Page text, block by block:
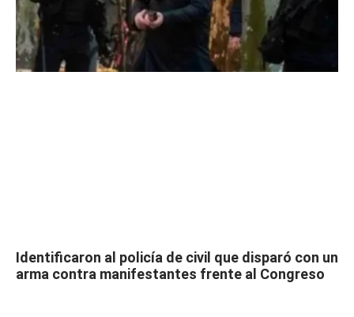
Identificaron al policía de civil que disparó con un
arma contra manifestantes frente al Congreso